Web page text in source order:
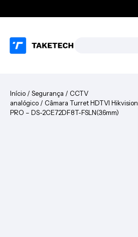
Início / Segurança / CCTV
analógico / Câmara Turret HDTVI Hikvision
PRO – DS-2CE72DF8T-FSLN(3.6mm)